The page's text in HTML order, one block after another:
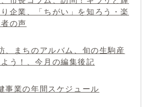
企業、「ちがい」を知ろう・楽
の声
、まちのアルバム、旬の生駒産
う！、今月の編集後記
事業の年間スケジュール